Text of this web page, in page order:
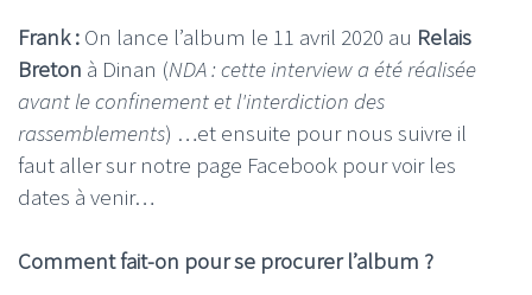
Frank : On lance l’album le 11 avril 2020 au Relais
Breton à Dinan (NDA : cette interview a été réalisée
avant le confinement et l'interdiction des
rassemblements) …et ensuite pour nous suivre il
faut aller sur notre page Facebook pour voir les
dates à venir…
Comment fait-on pour se procurer l’album ?